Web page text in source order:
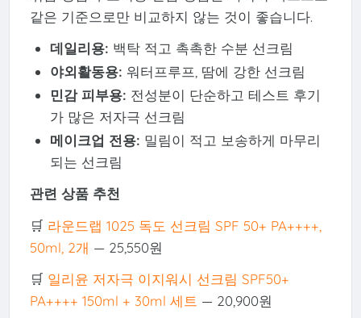
같은 기준으로만 비교하지 않는 것이 좋습니다.
데일리용: 백탁 적고 촉촉한 수분 선크림
야외활동용: 워터프루프, 땀에 강한 선크림
민감 피부용: 전성분이 단순하고 테스트 후기
가 많은 저자극 선크림
메이크업 전용: 밀림이 적고 보송하게 마무리
되는 선크림
관련 상품 추천
🛒 라운드랩 1025 독도 선크림 SPF 50+ PA++++,
50ml, 2개 — 25,550원
🛒 일리윤 저자극 이지워시 선크림 SPF50+
PA++++ 150ml + 30ml 세트 — 20,900원